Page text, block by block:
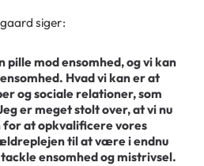
siger:
pille mod ensomhed, og vi kan
Hvad vi kan er at
og sociale relationer, som
er meget stolt over, at vi nu
for at opkvalificere vores
til at være i endnu
ensomhed og mistrivsel.